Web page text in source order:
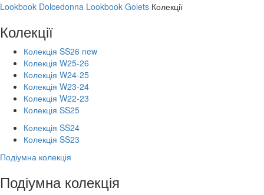
Lookbook Dolcedonna Lookbook Golets Колекції
Колекції
Колекція SS26 new
Колекція W25-26
Колекція W24-25
Колекція W23-24
Колекція W22-23
Колекція SS25
Колекція SS24
Колекція SS23
Подіумна колекція
Подіумна колекція